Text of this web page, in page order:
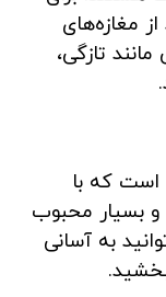
مغازه‌های
تازگی،
است که با
و بسیار محبوب
به آسانی